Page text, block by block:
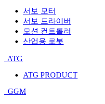
서보 모터
서보 드라이버
모션 컨트롤러
산업용 로봇
ATG
ATG PRODUCT
GGM